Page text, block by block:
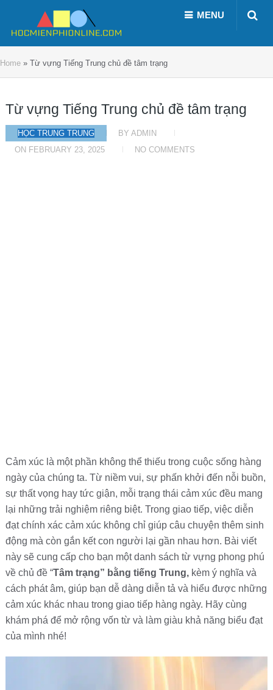
MENU
Home » Từ vựng Tiếng Trung chủ đề tâm trạng
Từ vựng Tiếng Trung chủ đề tâm trạng
HỌC TRUNG TRUNG BY ADMIN
ON FEBRUARY 23, 2025 NO COMMENTS
Cảm xúc là một phần không thể thiếu trong cuộc sống hàng
ngày của chúng ta. Từ niềm vui, sự phấn khởi đến nỗi buồn,
sự thất vọng hay tức giận, mỗi trạng thái cảm xúc đều mang
lại những trải nghiệm riêng biệt. Trong giao tiếp, việc diễn
đạt chính xác cảm xúc không chỉ giúp câu chuyện thêm sinh
động mà còn gắn kết con người lại gần nhau hơn. Bài viết
này sẽ cung cấp cho bạn một danh sách từ vựng phong phú
về chủ đề “Tâm trạng” bằng tiếng Trung,kèm ý nghĩa và
cách phát âm, giúp bạn dễ dàng diễn tả và hiểu được những
cảm xúc khác nhau trong giao tiếp hàng ngày. Hãy cùng
khám phá để mở rộng vốn từ và làm giàu khả năng biểu đạt
của mình nhé!